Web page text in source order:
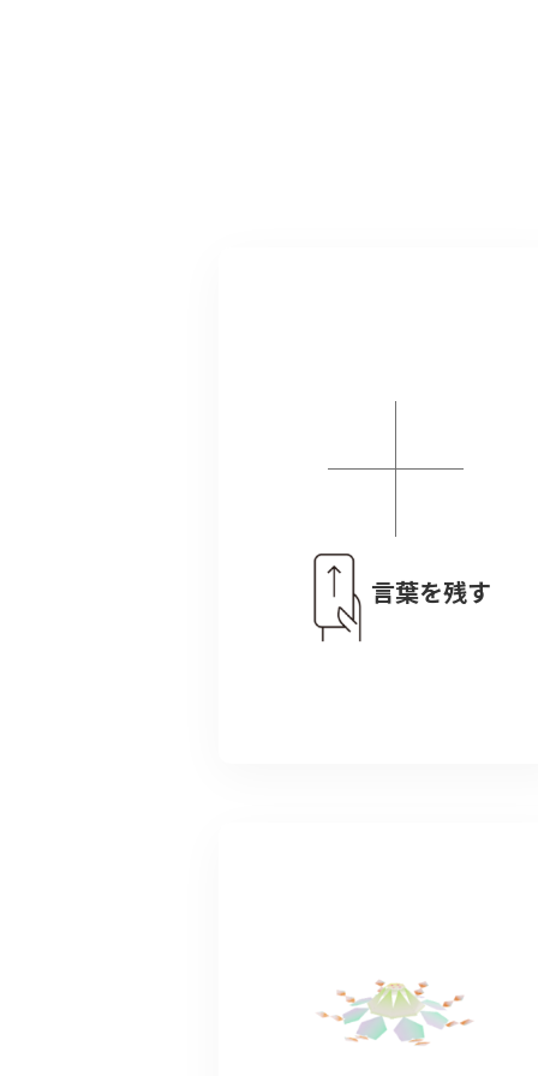
言葉を残す